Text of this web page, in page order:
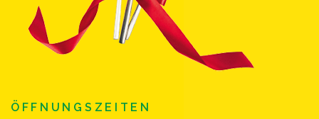
ÖFFNUNGSZEITEN